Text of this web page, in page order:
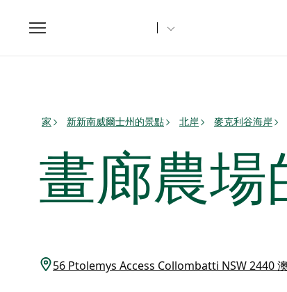
Toggle
navigation
家 新新南威爾士州的景點 北岸 麥克利谷海岸
畫廊農場
56 Ptolemys Access Collombatti NSW 2440